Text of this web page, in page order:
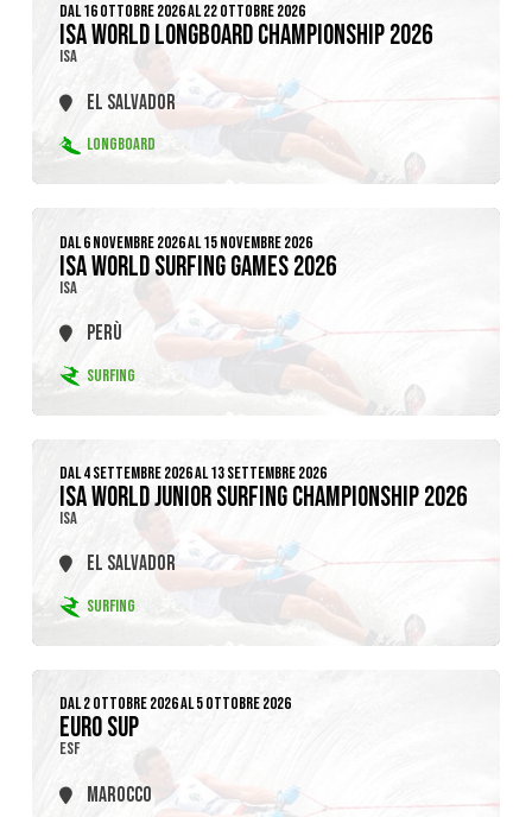
DAL 16 OTTOBRE 2026 AL 22 OTTOBRE 2026
ISA WORLD LONGBOARD CHAMPIONSHIP 2026
ISA
EL SALVADOR
LONGBOARD
DAL 6 NOVEMBRE 2026 AL 15 NOVEMBRE 2026
ISA WORLD SURFING GAMES 2026
ISA
PERÙ
SURFING
DAL 4 SETTEMBRE 2026 AL 13 SETTEMBRE 2026
ISA WORLD JUNIOR SURFING CHAMPIONSHIP 2026
ISA
EL SALVADOR
SURFING
DAL 2 OTTOBRE 2026 AL 5 OTTOBRE 2026
EURO SUP
ESF
MAROCCO